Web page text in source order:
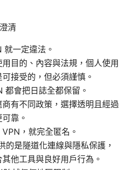
清
一定違法。
目的、內容與法規，個人使用
接受的，但必須謹慎。
都會把日誌全都保留。
有不同政策，選擇透明且經過
靠。
，就完全匿名。
的是隧道化連線與隱私保護，
他工具與良好用戶行為。